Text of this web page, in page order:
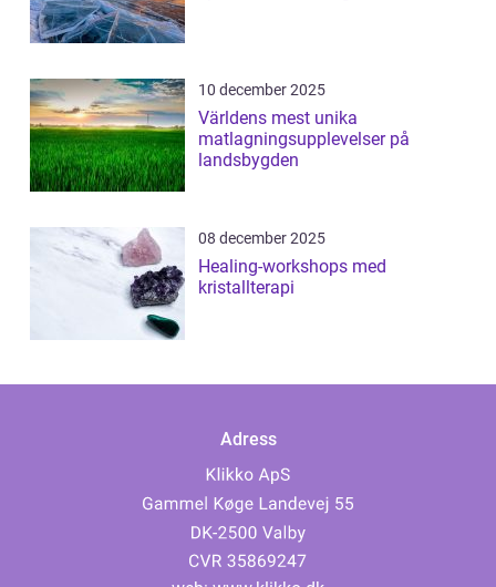
10 december 2025
Världens mest unika
matlagningsupplevelser på
landsbygden
08 december 2025
Healing-workshops med
kristallterapi
Adress